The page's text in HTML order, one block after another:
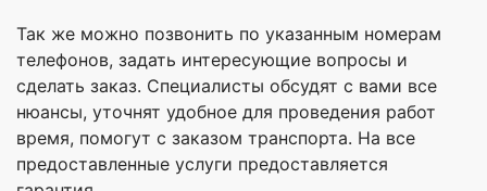
Так же можно позвонить по указанным номерам
телефонов, задать интересующие вопросы и
сделать заказ. Специалисты обсудят с вами все
нюансы, уточнят удобное для проведения работ
время, помогут с заказом транспорта. На все
предоставленные услуги предоставляется